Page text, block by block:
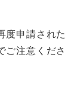
度申請された
ご注意くださ